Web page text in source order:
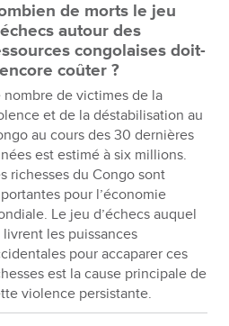
de morts le jeu
autour des
congolaises doit-
coûter ?
nombre de victimes de la
et de la déstabilisation au
au cours des 30 dernières
est estimé à six millions.
richesses du Congo sont
pour l’économie
Le jeu d’échecs auquel
livrent les puissances
pour accaparer ces
est la cause principale de
violence persistante.